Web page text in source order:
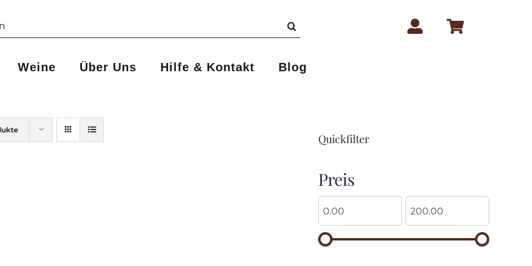
Weine Über Uns Hilfe & Kontakt Blog
Quickfilter
Preis